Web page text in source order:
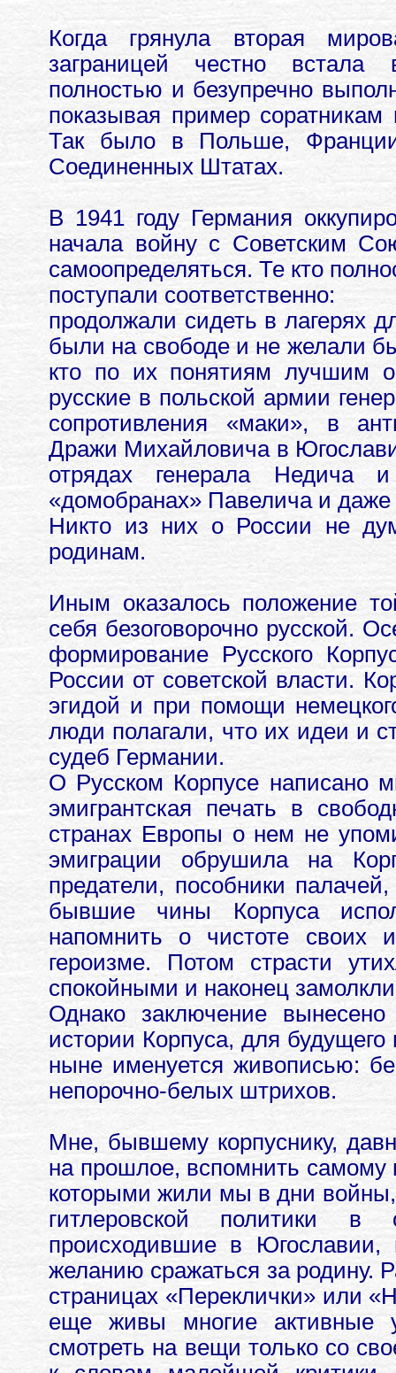
Когда грянула вторая
заграницей честно
полностью и безупречно
показывая пример соратникам
Так было в Польше,
Соединенных Штатах.
В 1941 году Германия
начала войну с Советским
самоопределяться. Те кто
поступали соответственно:
продолжали сидеть в лагерях
были на свободе и не желали
кто по их понятиям лучшим
русские в польской армии
сопротивления «маки», в
Дражи Михайловича в
отрядах генерала Недича
«домобранах» Павелича и даже
Никто из них о России не
родинам.
Иным оказалось положение
себя безоговорочно русской.
формирование Русского
России от советской власти.
эгидой и при помощи
люди полагали, что их идеи и
судеб Германии.
О Русском Корпусе написано
эмигрантская печать в
странах Европы о нем не
эмиграции обрушила на
предатели, пособники
бывшие чины Корпуса
напомнить о чистоте своих
героизме. Потом страсти
спокойными и наконец
Однако заключение
истории Корпуса, для
ныне именуется живописью:
непорочно-белых штрихов.
Мне, бывшему корпуснику,
на прошлое, вспомнить
которыми жили мы в дни войны,
гитлеровской политики
происходившие в
желанию сражаться за родину.
страницах «Переклички» или
еще живы многие активные
смотреть на вещи только со